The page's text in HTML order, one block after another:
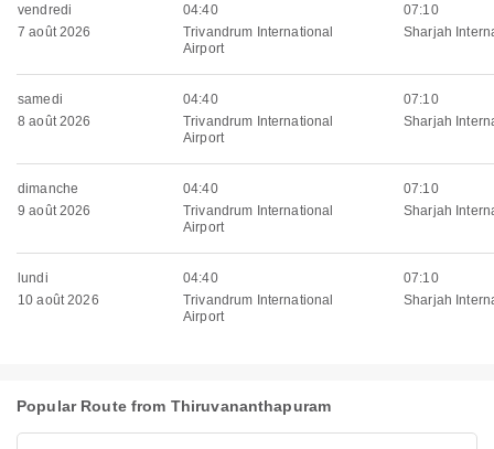
vendredi
7 août 2026
04:40
Trivandrum International
Airport
07:10
Sharjah
samedi
8 août 2026
04:40
Trivandrum International
Airport
07:10
Sharjah
dimanche
9 août 2026
04:40
Trivandrum International
Airport
07:10
Sharjah
lundi
10 août 2026
04:40
Trivandrum International
Airport
07:10
Sharjah
Popular Route from Thiruvananthapuram